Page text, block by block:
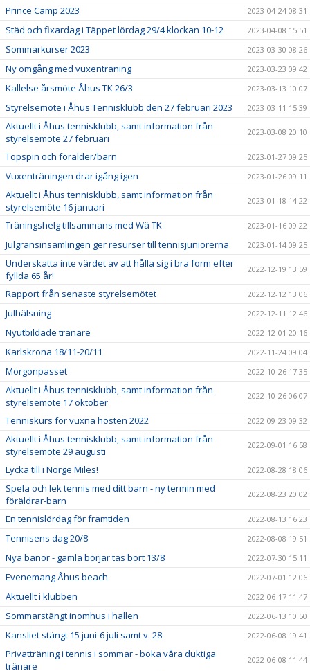
Prince Camp 2023 2023-04-24 08:31
Städ och fixardag i Täppet lördag 29/4 klockan 10-12 2023-04-08 15:51
Sommarkurser 2023 2023-03-30 08:26
Ny omgång med vuxenträning 2023-03-23 09:42
Kallelse årsmöte Åhus TK 26/3 2023-03-13 10:07
Styrelsemöte i Åhus Tennisklubb den 27 februari 2023 2023-03-11 15:39
Aktuellt i Åhus tennisklubb, samt information från
styrelsemöte 27 februari
2023-03-08 20:10
Topspin och förälder/barn 2023-01-27 09:25
Vuxenträningen drar igång igen 2023-01-26 09:11
Aktuellt i Åhus tennisklubb, samt information från
styrelsemöte 16 januari
2023-01-18 14:22
Träningshelg tillsammans med Wä TK 2023-01-16 09:22
Julgransinsamlingen ger resurser till tennisjuniorerna 2023-01-14 09:25
Underskatta inte värdet av att hålla sig i bra form efter
fyllda 65 år!
2022-12-19 13:59
Rapport från senaste styrelsemötet 2022-12-12 13:06
Julhälsning 2022-12-11 12:46
Nyutbildade tränare 2022-12-01 20:16
Karlskrona 18/11-20/11 2022-11-24 09:04
Morgonpasset 2022-10-26 17:35
Aktuellt i Åhus tennisklubb, samt information från
styrelsemöte 17 oktober
2022-10-26 06:07
Tenniskurs för vuxna hösten 2022 2022-09-23 09:32
Aktuellt i Åhus tennisklubb, samt information från
styrelsemöte 29 augusti
2022-09-01 16:58
Lycka till i Norge Miles! 2022-08-28 18:06
Spela och lek tennis med ditt barn - ny termin med
föräldrar-barn
2022-08-23 20:02
En tennislördag för framtiden 2022-08-13 16:23
Tennisens dag 20/8 2022-08-08 19:51
Nya banor - gamla börjar tas bort 13/8 2022-07-30 15:11
Evenemang Åhus beach 2022-07-01 12:06
Aktuellt i klubben 2022-06-17 11:47
Sommarstängt inomhus i hallen 2022-06-13 10:50
Kansliet stängt 15 juni-6 juli samt v. 28 2022-06-08 19:41
Privatträning i tennis i sommar - boka våra duktiga
tränare
2022-06-08 11:44